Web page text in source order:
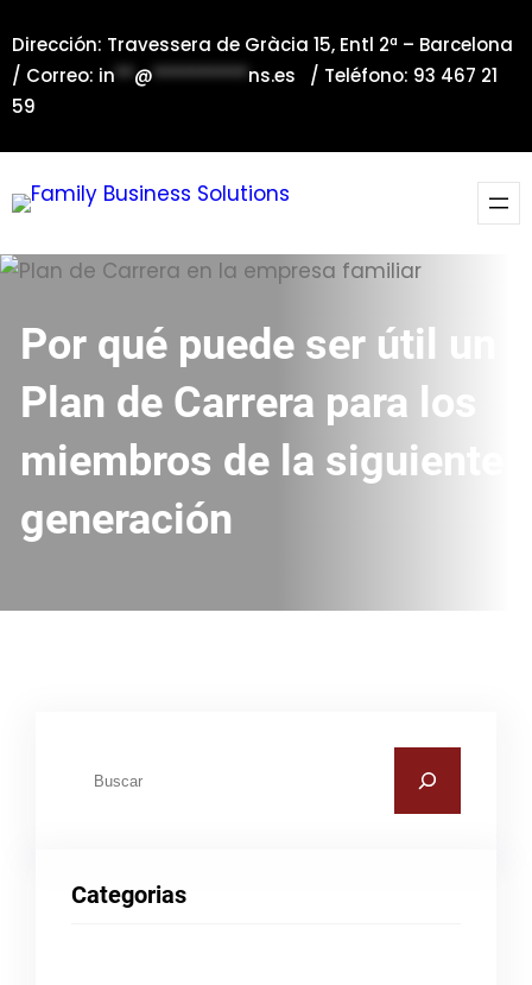
al
contenido
Dirección: Travessera de Gràcia 15, Entl 2ª – Barcelona
/ Correo: in**@**********ns.es / Teléfono: 93 467 21
59
Por qué puede ser útil un
Plan de Carrera para los
miembros de la siguiente
generación
a
Categorias